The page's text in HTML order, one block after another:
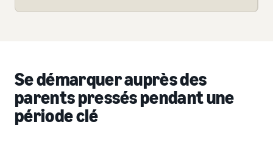
Se démarquer auprès des
parents pressés pendant une
période clé